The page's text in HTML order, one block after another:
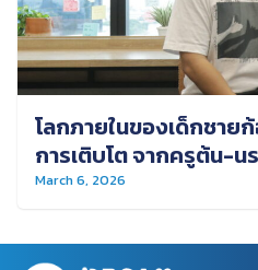
โลกภายในของเด็กชาย
การเติบโต จากครูต้น-น
March 6, 2026